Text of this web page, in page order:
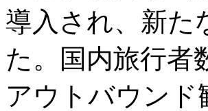
導入され、新た
た。国内旅行者
アウトバウンド